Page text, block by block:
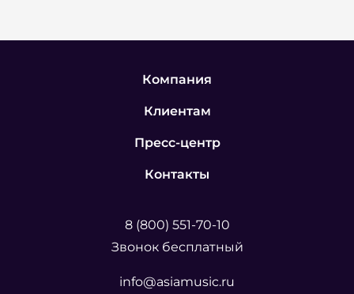
Компания
Клиентам
Пресс-центр
Контакты
8 (800) 551-70-10
Звонок бесплатный
info@asiamusic.ru